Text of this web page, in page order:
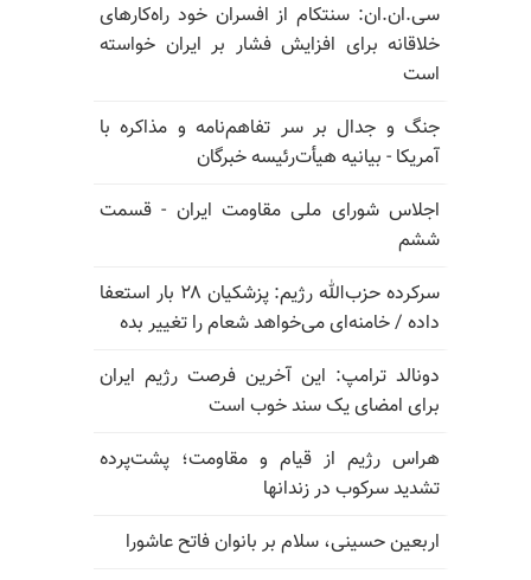
سی.ان.ان: سنتکام از افسران خود راه‌کارهای
خلاقانه برای افزایش فشار بر ایران خواسته
است
جنگ و جدال بر سر تفاهم‌نامه و مذاکره با
آمریکا - بیانیه هیأت‌رئیسه خبرگان
اجلاس شورای ملی مقاومت ایران - قسمت
ششم
سرکرده حزب‌الله رژیم: پزشکیان ۲۸ بار استعفا
داده / خامنه‌ای می‌خواهد شعام را تغییر بده
دونالد ترامپ: این آخرین فرصت رژیم ایران
برای امضای یک سند خوب است
هراس رژیم از قیام و مقاومت؛ پشت‌پرده
تشدید سرکوب در زندانها
اربعین حسینی، سلام بر بانوان فاتح عاشورا